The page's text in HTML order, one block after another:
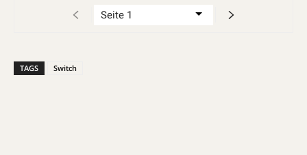
TAGS Switch